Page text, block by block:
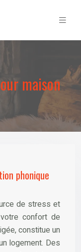
maison
phonique
de stress et
confort de
constitue un
logement. Des